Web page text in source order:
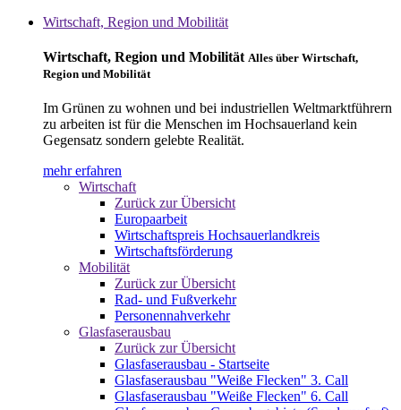
Wirtschaft, Region und Mobilität
Wirtschaft, Region und Mobilität Alles über Wirtschaft,
Region und Mobilität
Im Grünen zu wohnen und bei industriellen Weltmarktführern
zu arbeiten ist für die Menschen im Hochsauerland kein
Gegensatz sondern gelebte Realität.
mehr erfahren
Wirtschaft
Zurück zur Übersicht
Europaarbeit
Wirtschaftspreis Hochsauerlandkreis
Wirtschaftsförderung
Mobilität
Zurück zur Übersicht
Rad- und Fußverkehr
Personennahverkehr
Glasfaserausbau
Zurück zur Übersicht
Glasfaserausbau - Startseite
Glasfaserausbau "Weiße Flecken" 3. Call
Glasfaserausbau "Weiße Flecken" 6. Call